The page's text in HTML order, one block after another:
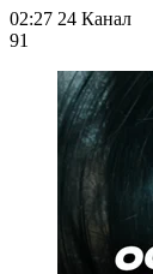
02:27 24 Канал
91